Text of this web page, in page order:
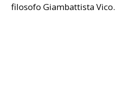
filosofo Giambattista Vico.